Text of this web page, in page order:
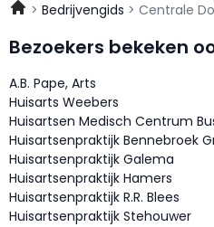
Bedrijvengids Centrale
Bezoekers bekeken
A.B. Pape, Arts
Huisarts Weebers
Huisartsen Medisch Centrum
Huisartsenpraktijk Bennebroek
Huisartsenpraktijk Galema
Huisartsenpraktijk Hamers
Huisartsenpraktijk R.R. Blees
Huisartsenpraktijk Stehouwer